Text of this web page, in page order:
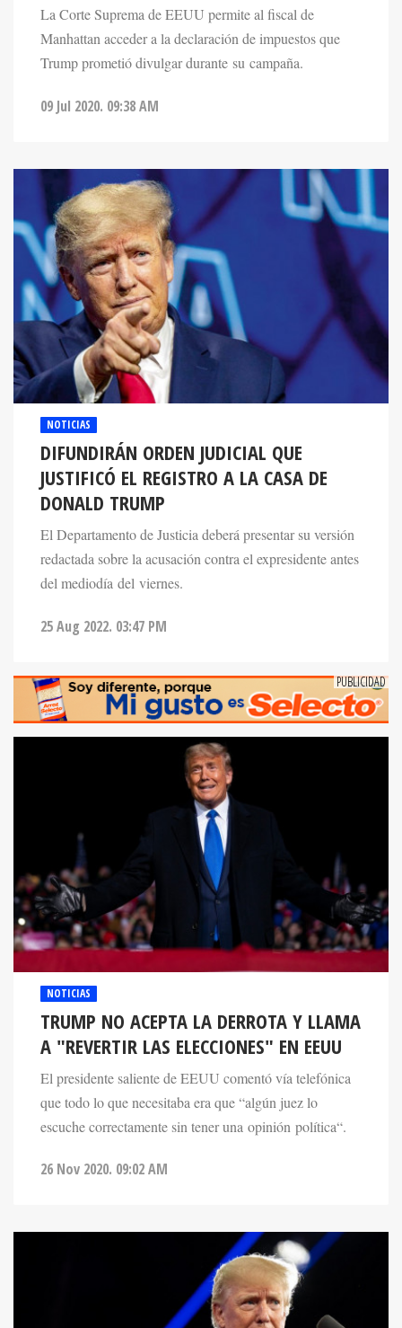
La Corte Suprema de EEUU permite al fiscal de
Manhattan acceder a la declaración de impuestos que
Trump prometió divulgar durante su campaña.
09 Jul 2020. 09:38 AM
NOTICIAS
DIFUNDIRÁN ORDEN JUDICIAL QUE
JUSTIFICÓ EL REGISTRO A LA CASA DE
DONALD TRUMP
El Departamento de Justicia deberá presentar su versión
redactada sobre la acusación contra el expresidente antes
del mediodía del viernes.
25 Aug 2022. 03:47 PM
NOTICIAS
TRUMP NO ACEPTA LA DERROTA Y LLAMA
A "REVERTIR LAS ELECCIONES" EN EEUU
El presidente saliente de EEUU comentó vía telefónica
que todo lo que necesitaba era que “algún juez lo
escuche correctamente sin tener una opinión política“.
26 Nov 2020. 09:02 AM